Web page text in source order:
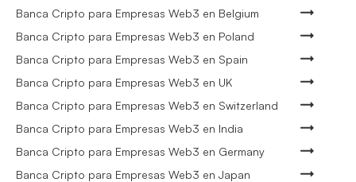
Banca Cripto para Empresas Web3 en Belgium
Banca Cripto para Empresas Web3 en Poland
Banca Cripto para Empresas Web3 en Spain
Banca Cripto para Empresas Web3 en UK
Banca Cripto para Empresas Web3 en Switzerland
Banca Cripto para Empresas Web3 en India
Banca Cripto para Empresas Web3 en Germany
Banca Cripto para Empresas Web3 en Japan